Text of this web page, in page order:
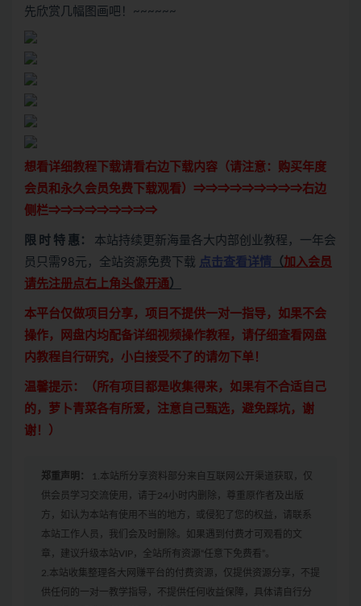
先欣赏几幅图画吧！~~~~~~
想看详细教程下载请看右边下载内容（请注意： 购买年度
会员和永久会员免费下载观看）⇒⇒⇒⇒⇒⇒⇒⇒⇒右边
侧栏⇒⇒⇒⇒⇒⇒⇒⇒⇒
限 时 特 惠： 本站持续更新海量各大内部创业教程，一年会
员只需98元，全站资源免费下载 点击查看详情 （加入会员
请先注册点右上角头像开通）
本平台仅做项目分享，项目不提供一对一指导，如果不会
操作，网盘内均配备详细视频操作教程，请仔细查看网盘
内教程自行研究，小白接受不了的请勿下单！
温馨提示：（所有项目都是收集得来，如果有不合适自己
的，萝卜青菜各有所爱，注意自己甄选，避免踩坑，谢
谢！）
郑重声明：
1.本站所分享资料部分来自互联网公开渠道获取，仅
供会员学习交流使用，请于24小时内删除，尊重原作者及出版
方，如认为本站有使用不当的地方，或侵犯了您的权益，请联系
本站工作人员，我们会及时删除。如果遇到付费才可观看的文
章，建议升级本站VIP，全站所有资源“任意下免费看”。
2.本站收集整理各大网赚平台的付费资源，仅提供资源分享，不提
供任何的一对一教学指导，不提供任何收益保障，具体请自行分